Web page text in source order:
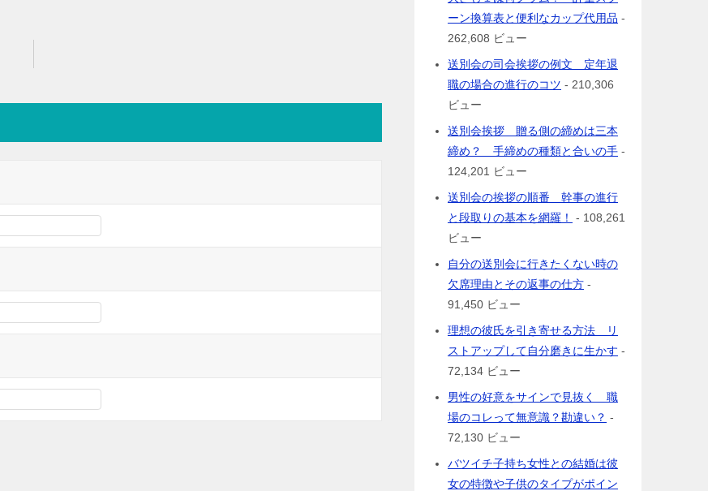
ーン換算表と便利なカップ代用品 -
262,608 ビュー
送別会の司会挨拶の例文 定年退
職の場合の進行のコツ - 210,306
ビュー
送別会挨拶 贈る側の締めは三本
締め？ 手締めの種類と合いの手 -
124,201 ビュー
送別会の挨拶の順番 幹事の進行
と段取りの基本を網羅！
- 108,261
ビュー
自分の送別会に行きたくない時の
欠席理由とその返事の仕方 -
91,450 ビュー
理想の彼氏を引き寄せる方法 リ
ストアップして自分磨きに生かす -
72,134 ビュー
男性の好意をサインで見抜く 職
場のコレって無意識？勘違い？ -
72,130 ビュー
バツイチ子持ち女性との結婚は彼
女の特徴や子供のタイプがポイン